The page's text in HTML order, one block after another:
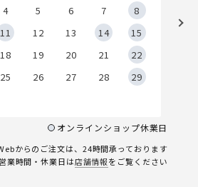
4 5 6 7
8
11 12 13 14
15
18 19 20 21
22
25 26 27 28
29
オンラインショップ休業日
からのご注文は、24時間承っております
業時間・休業日は店舗情報をご覧ください